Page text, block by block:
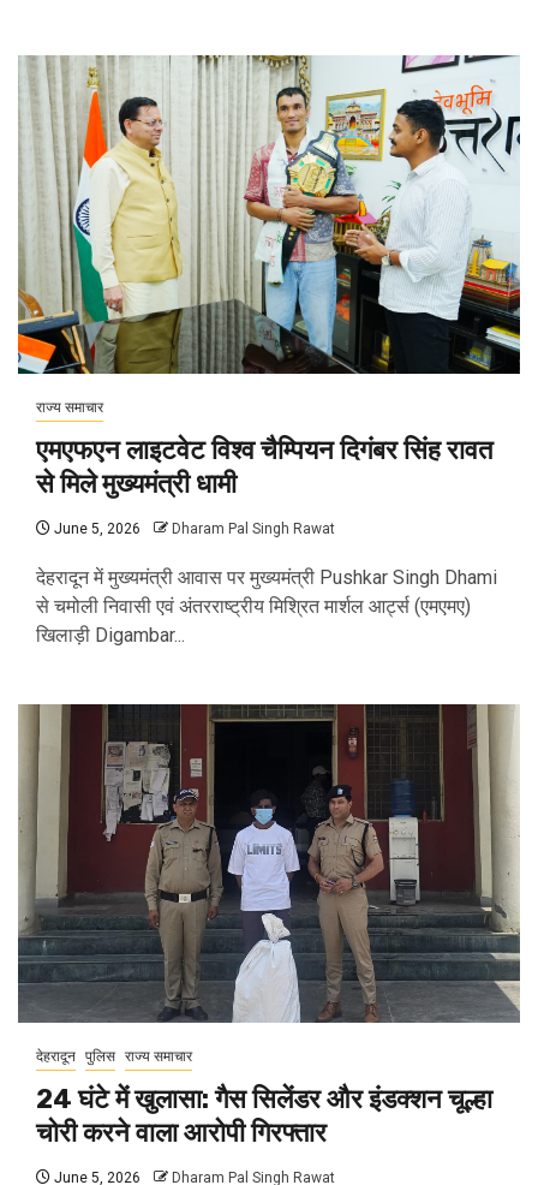
राज्य समाचार
एमएफएन लाइटवेट विश्व चैम्पियन दिगंबर सिंह रावत
से मिले मुख्यमंत्री धामी
June 5, 2026 Dharam Pal Singh Rawat
देहरादून में मुख्यमंत्री आवास पर मुख्यमंत्री Pushkar Singh Dhami
से चमोली निवासी एवं अंतरराष्ट्रीय मिश्रित मार्शल आर्ट्स (एमएमए)
खिलाड़ी Digambar...
देहरादून पुलिस राज्य समाचार
24 घंटे में खुलासा: गैस सिलेंडर और इंडक्शन चूल्हा
चोरी करने वाला आरोपी गिरफ्तार
June 5, 2026 Dharam Pal Singh Rawat